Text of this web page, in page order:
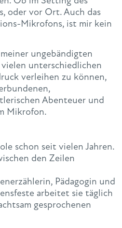
oder vor Ort. Auch das
Mikrofons, ist mir kein
ungebändigten
unterschiedlichen
verleihen zu können,
Abenteuer und
Mikrofon.
schon seit vielen Jahren.
den Zeilen
Pädagogin und
arbeitet sie täglich
gesprochenen